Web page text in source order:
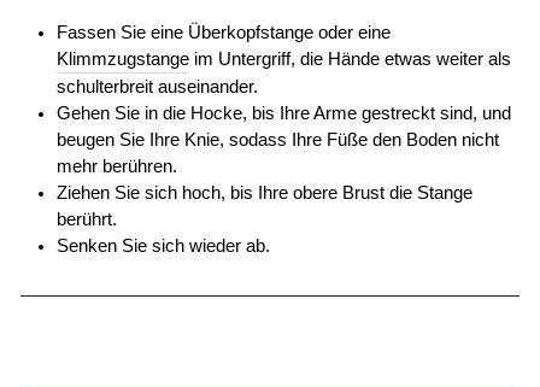
Fassen Sie eine Überkopfstange oder eine
Klimmzugstange im Untergriff, die Hände etwas weiter als
schulterbreit auseinander.
Gehen Sie in die Hocke, bis Ihre Arme gestreckt sind, und
beugen Sie Ihre Knie, sodass Ihre Füße den Boden nicht
mehr berühren.
Ziehen Sie sich hoch, bis Ihre obere Brust die Stange
berührt.
Senken Sie sich wieder ab.